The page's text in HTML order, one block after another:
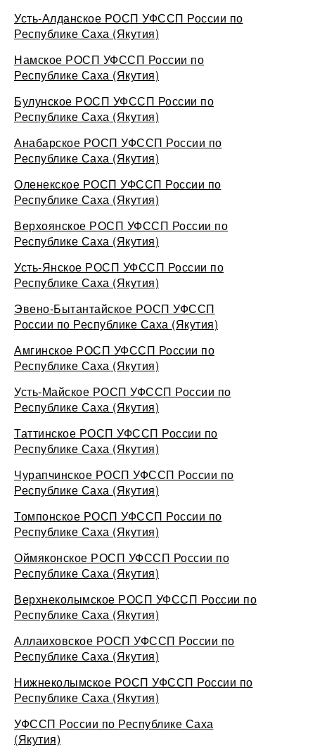
Усть-Алданское РОСП УФССП России по
Республике Саха (Якутия)
Намское РОСП УФССП России по
Республике Саха (Якутия)
Булунское РОСП УФССП России по
Республике Саха (Якутия)
Анабарское РОСП УФССП России по
Республике Саха (Якутия)
Оленекское РОСП УФССП России по
Республике Саха (Якутия)
Верхоянское РОСП УФССП России по
Республике Саха (Якутия)
Усть-Янское РОСП УФССП России по
Республике Саха (Якутия)
Эвено-Бытантайское РОСП УФССП
России по Республике Саха (Якутия)
Амгинское РОСП УФССП России по
Республике Саха (Якутия)
Усть-Майское РОСП УФССП России по
Республике Саха (Якутия)
Таттинское РОСП УФССП России по
Республике Саха (Якутия)
Чурапчинское РОСП УФССП России по
Республике Саха (Якутия)
Томпонское РОСП УФССП России по
Республике Саха (Якутия)
Оймяконское РОСП УФССП России по
Республике Саха (Якутия)
Верхнеколымское РОСП УФССП России по
Республике Саха (Якутия)
Аллаиховское РОСП УФССП России по
Республике Саха (Якутия)
Нижнеколымское РОСП УФССП России по
Республике Саха (Якутия)
УФССП России по Республике Саха
(Якутия)